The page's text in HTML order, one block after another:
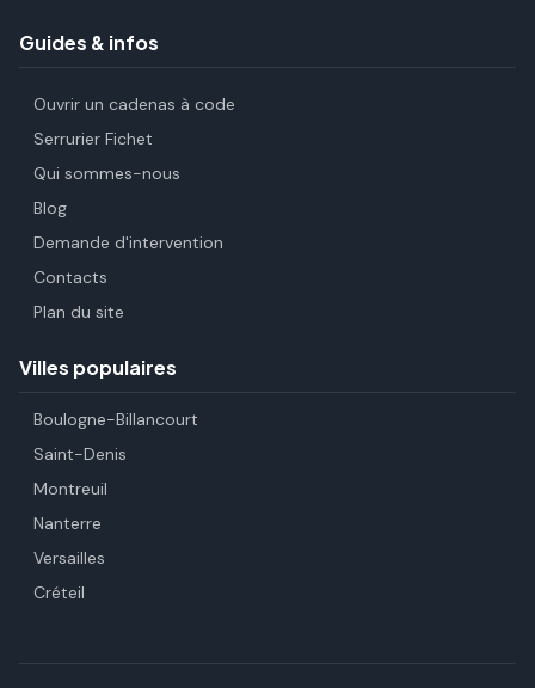
Guides & infos
Ouvrir un cadenas à code
Serrurier Fichet
Qui sommes-nous
Blog
Demande d'intervention
Contacts
Plan du site
Villes populaires
Boulogne-Billancourt
Saint-Denis
Montreuil
Nanterre
Versailles
Créteil